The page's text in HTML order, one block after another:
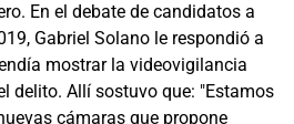
En el debate de candidatos a
Gabriel Solano le respondió a
mostrar la videovigilancia
delito. Allí sostuvo que: "Estamos
cámaras que propone